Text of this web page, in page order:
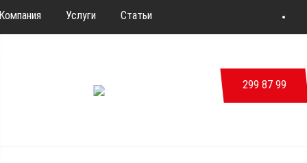
Услуги Статьи
299 87 99